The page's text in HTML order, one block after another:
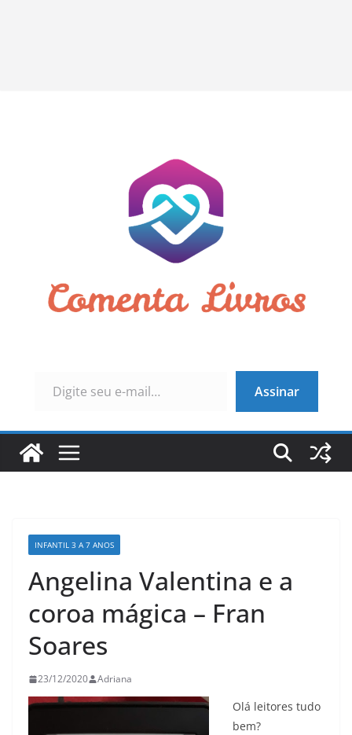
Assinar
INFANTIL 3 A 7 ANOS
Angelina Valentina e a
coroa mágica – Fran
Soares
23/12/2020 Adriana
Olá leitores tudo
bem?